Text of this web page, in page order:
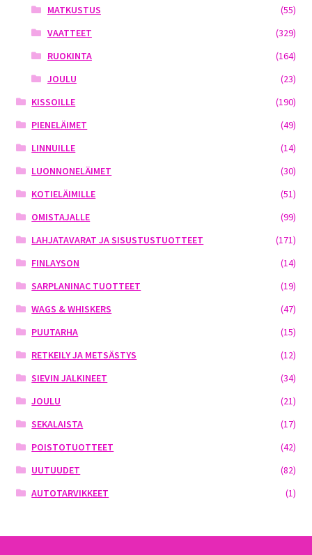
MATKUSTUS
(55)
VAATTEET
(329)
RUOKINTA
(164)
JOULU
(23)
KISSOILLE
(190)
PIENELÄIMET
(49)
LINNUILLE
(14)
LUONNONELÄIMET
(30)
KOTIELÄIMILLE
(51)
OMISTAJALLE
(99)
LAHJATAVARAT JA SISUSTUSTUOTTEET
(171)
FINLAYSON
(14)
SARPLANINAC TUOTTEET
(19)
WAGS & WHISKERS
(47)
PUUTARHA
(15)
RETKEILY JA METSÄSTYS
(12)
SIEVIN JALKINEET
(34)
JOULU
(21)
SEKALAISTA
(17)
POISTOTUOTTEET
(42)
UUTUUDET
(82)
AUTOTARVIKKEET
(1)